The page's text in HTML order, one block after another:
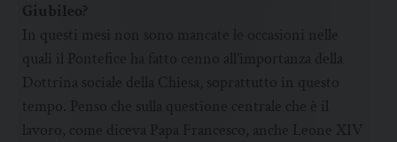
Giubileo?
In questi mesi non sono mancate le occasioni nelle
quali il Pontefice ha fatto cenno all’importanza della
Dottrina sociale della Chiesa, soprattutto in questo
tempo. Penso che sulla questione centrale che è il
lavoro, come diceva Papa Francesco, anche Leone XIV